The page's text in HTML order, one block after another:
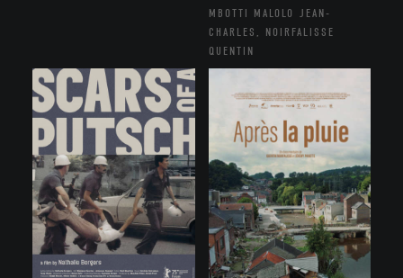
MBOTTI MALOLO JEAN-
CHARLES, NOIRFALISSE
QUENTIN